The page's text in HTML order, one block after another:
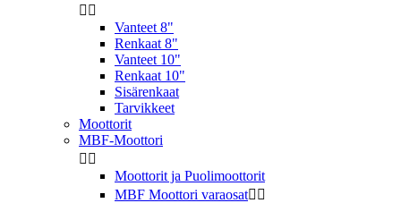
 
Vanteet 8"
Renkaat 8"
Vanteet 10"
Renkaat 10"
Sisärenkaat
Tarvikkeet
Moottorit
MBF-Moottori
 
Moottorit ja Puolimoottorit
MBF Moottori varaosat 